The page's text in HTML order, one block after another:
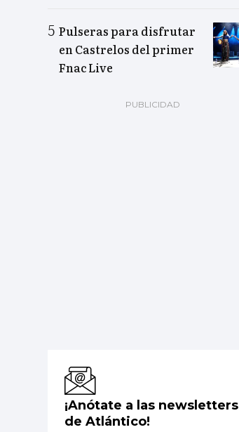
Pulseras para disfrutar
en Castrelos del primer
Fnac Live
¡Anótate a las newsletters
de Atlántico!